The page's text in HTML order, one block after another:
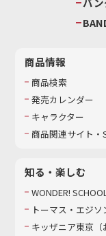
商品情報
商品検索
発売カレンダー
キャラクター
商品関連サイト・
知る・楽しむ
WONDER! SCHOOL
トーマス・エジ
キッザニア東京（